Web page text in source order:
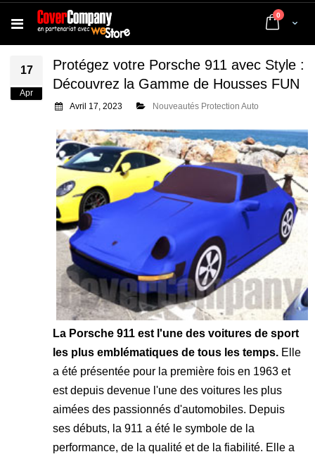
Cart
0 articles
17
Apr
Protégez votre Porsche 911 avec Style :
Découvrez la Gamme de Housses FUN
Avril 17, 2023 Nouveautés Protection Auto
La Porsche 911 est l'une des voitures de sport
les plus emblématiques de tous les temps. Elle
a été présentée pour la première fois en 1963 et
est depuis devenue l'une des voitures les plus
aimées des passionnés d'automobiles. Depuis
ses débuts, la 911 a été le symbole de la
performance, de la qualité et de la fiabilité. Elle a